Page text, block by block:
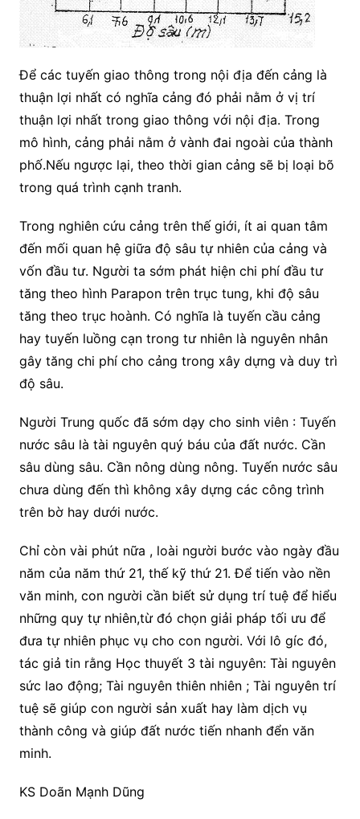
Để các tuyến giao thông trong nội địa đến cảng là
thuận lợi nhất có nghĩa cảng đó phải nằm ở vị trí
thuận lợi nhất trong giao thông với nội địa. Trong
mô hình, cảng phải nằm ở vành đai ngoài của thành
phố.Nếu ngược lại, theo thời gian cảng sẽ bị loại bõ
trong quá trình cạnh tranh.
Trong nghiên cứu cảng trên thế giới, ít ai quan tâm
đến mối quan hệ giữa độ sâu tự nhiên của cảng và
vốn đầu tư. Người ta sớm phát hiện chi phí đầu tư
tăng theo hình Parapon trên trục tung, khi độ sâu
tăng theo trục hoành. Có nghĩa là tuyến cầu cảng
hay tuyến luồng cạn trong tư nhiên là nguyên nhân
gây tăng chi phí cho cảng trong xây dựng và duy trì
độ sâu.
Người Trung quốc đã sớm dạy cho sinh viên : Tuyến
nước sâu là tài nguyên quý báu của đất nước. Cần
sâu dùng sâu. Cần nông dùng nông. Tuyến nước sâu
chưa dùng đến thì không xây dựng các công trình
trên bờ hay dưới nước.
Chỉ còn vài phút nữa , loài người bước vào ngày đầu
năm của năm thứ 21, thế kỹ thứ 21. Để tiến vào nền
văn minh, con người cần biết sử dụng trí tuệ để hiểu
những quy tự nhiên,từ đó chọn giải pháp tối ưu để
đưa tự nhiên phục vụ cho con người. Với lô gíc đó,
tác giả tin rằng Học thuyết 3 tài nguyên: Tài nguyên
sức lao động; Tài nguyên thiên nhiên ; Tài nguyên trí
tuệ sẽ giúp con người sản xuất hay làm dịch vụ
thành công và giúp đất nước tiến nhanh đển văn
minh.
KS Doãn Mạnh Dũng